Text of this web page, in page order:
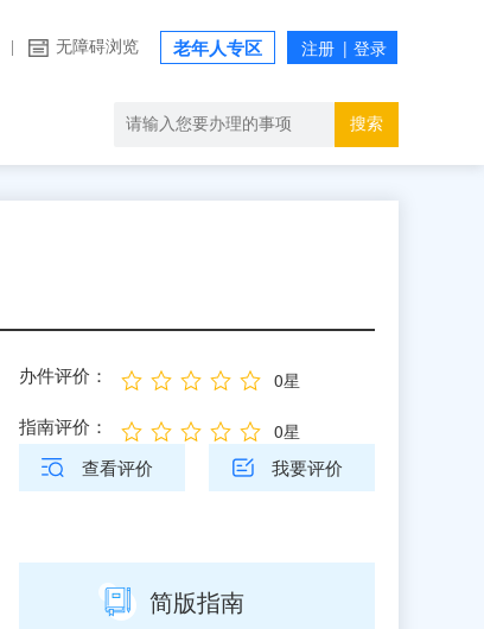
无障碍浏览 老年人专区
搜索
办件评价： 0星
指南评价： 0星
查看评价 我要评价
简版指南